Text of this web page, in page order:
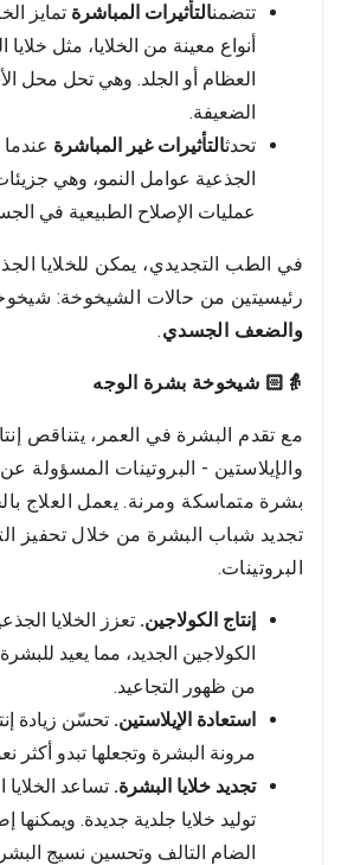
تتضمنالتأثيرات المباشرة تمايز
أنواع معينة من الخلايا، مثل خلايا
العظام أو الجلد. وهي تحل محل
الضعيفة.
تحدثالتأثيرات غير المباشرة عندما
الجذعية عوامل النمو، وهي
عمليات الإصلاح الطبيعية في
في الطب التجديدي، يمكن للخلايا
رئيسيتين من حالات الشيخوخة:
والضعف الجسدي.
👵🏻 شيخوخة بشرة الوجه
مع تقدم البشرة في العمر، يتناقص
والإيلاستين - البروتينات المسؤولة
بشرة متماسكة ومرنة. يعمل العلاج
تجديد شباب البشرة من خلال تحفيز
البروتينات.
إنتاج الكولاجين. تعزز الخلايا
الكولاجين الجديد، مما يعيد
من ظهور التجاعيد.
استعادة الإيلاستين. تحسّن زيادة
مرونة البشرة وتجعلها تبدو أكثر
تجديد خلايا البشرة. تساعد
توليد خلايا جلدية جديدة. ويمكنها
الضام التالف وتحسين نسيج